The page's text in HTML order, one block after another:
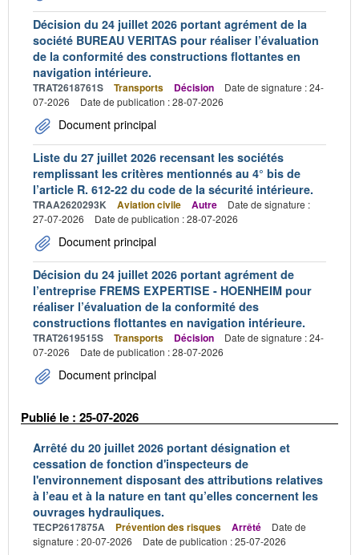
Décision du 24 juillet 2026 portant agrément de la
société BUREAU VERITAS pour réaliser l’évaluation
de la conformité des constructions flottantes en
navigation intérieure.
TRAT2618761S Transports Décision
Date de signature : 24-
07-2026
Date de publication : 28-07-2026
Document principal
Liste du 27 juillet 2026 recensant les sociétés
remplissant les critères mentionnés au 4° bis de
l’article R. 612-22 du code de la sécurité intérieure.
TRAA2620293K Aviation civile Autre
Date de signature :
27-07-2026
Date de publication : 28-07-2026
Document principal
Décision du 24 juillet 2026 portant agrément de
l’entreprise FREMS EXPERTISE - HOENHEIM pour
réaliser l’évaluation de la conformité des
constructions flottantes en navigation intérieure.
TRAT2619515S Transports Décision
Date de signature : 24-
07-2026
Date de publication : 28-07-2026
Document principal
Publié le : 25-07-2026
Arrêté du 20 juillet 2026 portant désignation et
cessation de fonction d'inspecteurs de
l'environnement disposant des attributions relatives
à l’eau et à la nature en tant qu’elles concernent les
ouvrages hydrauliques.
TECP2617875A Prévention des risques Arrêté
Date de
signature : 20-07-2026
Date de publication : 25-07-2026